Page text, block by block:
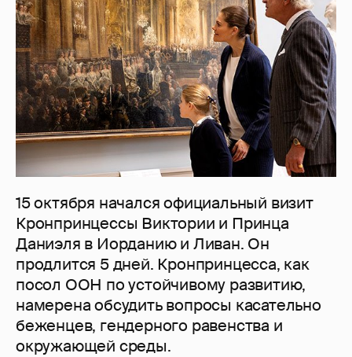
15 октября начался официальный визит
Кронпринцессы Виктории и Принца
Даниэля в Иорданию и Ливан. Он
продлится 5 дней. Кронпринцесса, как
посол ООН по устойчивому развитию,
намерена обсудить вопросы касательно
беженцев, гендерного равенства и
окружающей среды.